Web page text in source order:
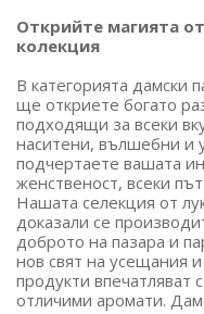
Открийте магията
колекция
В категорията дамски
ще откриете богато
подходящи за всеки
наситени, вълшебни и
подчертаете вашата
женственост, всеки
Нашата селекция от
доказали се
доброто на пазара и
нов свят на усещания
продукти впечатляват
отличими аромати.